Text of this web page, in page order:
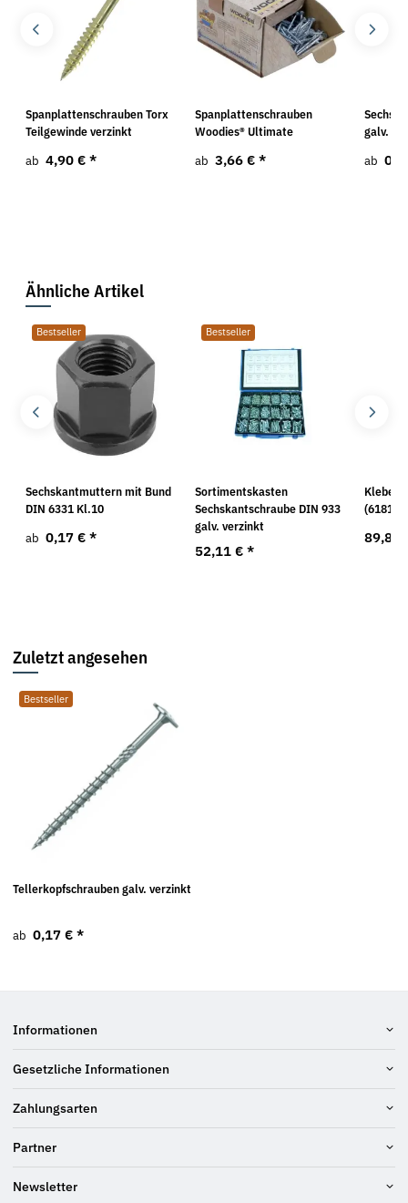
Spanplattenschrauben Torx
Teilgewinde verzinkt
ab 4,90 € *
Spanplattenschrauben
Woodies® Ultimate
ab 3,66 € *
galv.
ab
Ähnliche Artikel
Bestseller
Sechskantmuttern mit Bund
DIN 6331 Kl.10
ab 0,17 € *
Bestseller
Sortimentskasten
Sechskantschraube DIN 933
galv. verzinkt
52,11 € *
89,82
Zuletzt angesehen
Bestseller
Tellerkopfschrauben galv. verzinkt
ab 0,17 € *
Informationen
Gesetzliche Informationen
Zahlungsarten
Partner
Newsletter